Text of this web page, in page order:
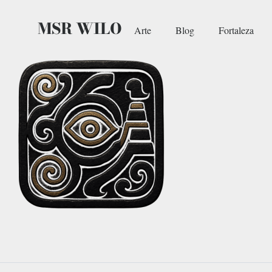
MSR WILO Arte Blog Fortaleza